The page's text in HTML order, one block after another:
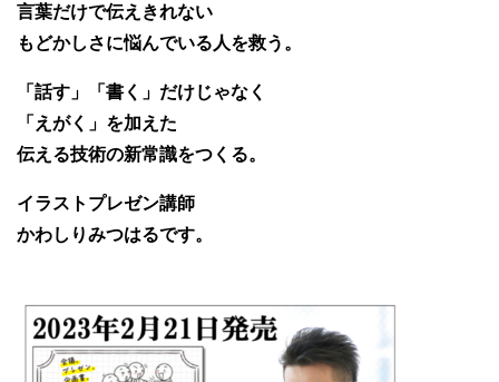
言葉だけで伝えきれない
もどかしさに悩んでいる人を救う。
「話す」「書く」だけじゃなく
「えがく」を加えた
伝える技術の新常識をつくる。
イラストプレゼン講師
かわしりみつはるです。